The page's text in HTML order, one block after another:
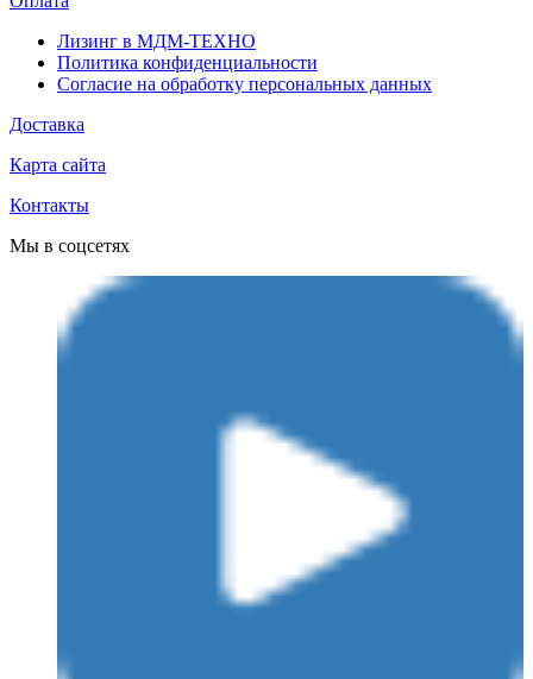
Лизинг в МДМ-ТЕХНО
Политика конфиденциальности
Согласие на обработку персональных данных
Доставка
Карта сайта
Контакты
Мы в соцсетях